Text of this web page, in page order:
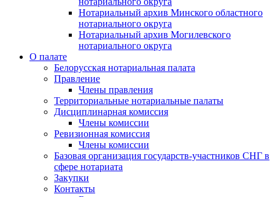
Нотариальный архив Минского областного
нотариального округа
Нотариальный архив Могилевского
нотариального округа
О палате
Белорусская нотариальная палата
Правление
Члены правления
Территориальные нотариальные палаты
Дисциплинарная комиссия
Члены комиссии
Ревизионная комиссия
Члены комиссии
Базовая организация государств-участников СНГ в
сфере нотариата
Закупки
Контакты